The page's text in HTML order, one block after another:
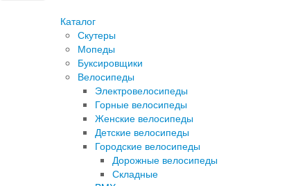
Каталог
Скутеры
Мопеды
Буксировщики
Велосипеды
Электровелосипеды
Горные велосипеды
Женские велосипеды
Детские велосипеды
Городские велосипеды
Дорожные велосипеды
Складные